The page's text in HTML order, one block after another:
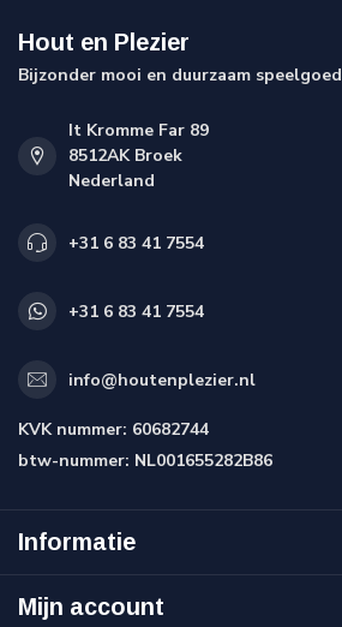
Hout en Plezier
Bijzonder mooi en duurzaam speelgoed
It Kromme Far 89
8512AK Broek
Nederland
+31 6 83 41 7554
+31 6 83 41 7554
info@houtenplezier.nl
KVK nummer: 60682744
btw-nummer: NL001655282B86
Informatie
Mijn account